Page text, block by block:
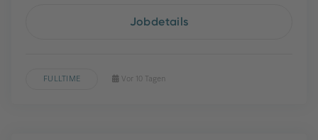
Jobdetails
FULLTIME Vor 10 Tagen